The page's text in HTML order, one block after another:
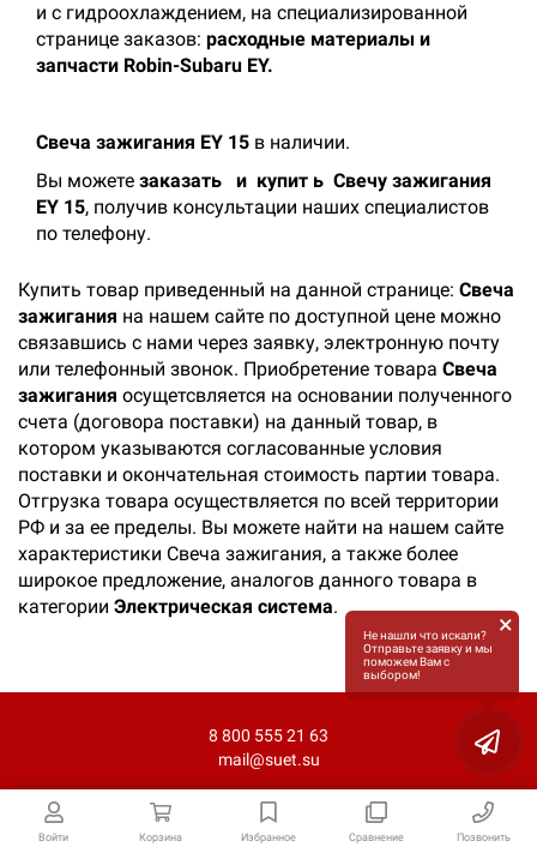
Войти Корзина Избранное Сравнение Позвонить
и с гидроохлаждением, на специализированной
странице заказов: расходные материалы и
запчасти Robin-Subaru EY.
Свеча зажигания EY 15 в наличии.
Вы можете заказать и купит ь Свечу зажигания
EY 15, получив консультации наших специалистов
по телефону.
Купить товар приведенный на данной странице: Свеча
зажигания на нашем сайте по доступной цене можно
связавшись с нами через заявку, электронную почту
или телефонный звонок. Приобретение товара Свеча
зажигания осущетсвляется на основании полученного
счета (договора поставки) на данный товар, в
котором указываются согласованные условия
поставки и окончательная стоимость партии товара.
Отгрузка товара осуществляется по всей территории
РФ и за ее пределы. Вы можете найти на нашем сайте
характеристики Свеча зажигания, а также более
широкое предложение, аналогов данного товара в
категории Электрическая система.
8 800 555 21 63
mail@suet.su
Не нашли что искали?
Отправьте заявку и мы
поможем Вам с
выбором!
×